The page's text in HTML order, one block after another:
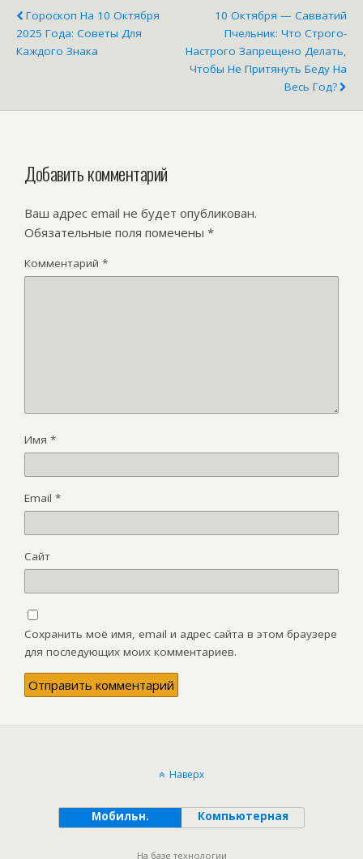
Гороскоп На 10 Октября
2025 Года: Советы Для
Каждого Знака
10 Октября — Савватий
Пчельник: Что Строго-
Настрого Запрещено Делать,
Чтобы Не Притянуть Беду На
Весь Год?
Добавить комментарий
Ваш адрес email не будет опубликован.
Обязательные поля помечены *
Комментарий *
Имя *
Email *
Сайт
Сохранить моё имя, email и адрес сайта в этом браузере
для последующих моих комментариев.
Наверх
Мобильн. Компьютерная
На базе технологии